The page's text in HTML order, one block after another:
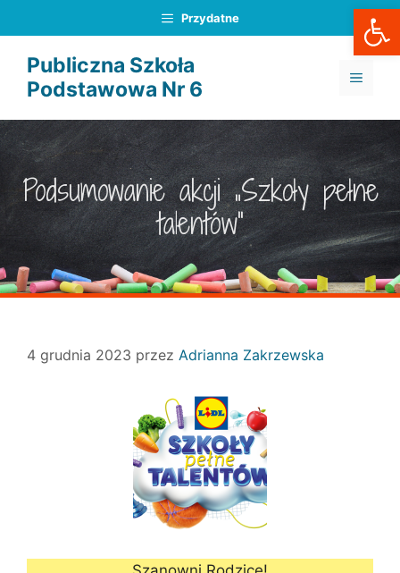
do
treści
Przydatne
Publiczna Szkoła
Podstawowa Nr 6
MENU
Podsumowanie akcji „Szkoły pełne
talentów”
4 grudnia 2023 przez Adrianna Zakrzewska